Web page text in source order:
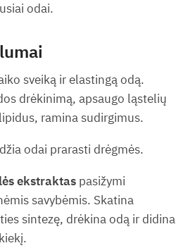
odai.
sveiką ir elastingą odą.
drėkinimą, apsaugo ląstelių
ramina sudirgimus.
odai prarasti drėgmės.
ekstraktas pasižymi
savybėmis. Skatina
sintezę, drėkina odą ir didina